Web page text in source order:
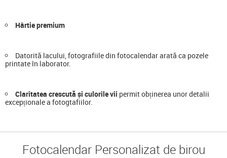
Hârtie premium
Datorită lacului, fotografiile din fotocalendar arată ca pozele
printate în laborator.
Claritatea crescută și culorile vii permit obținerea unor detalii
excepționale a fotogtafiilor.
Fotocalendar Personalizat de birou